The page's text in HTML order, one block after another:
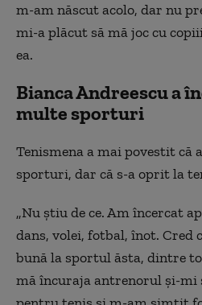
m-am născut acolo, dar nu
mi-a plăcut să mă joc cu
ea.
Bianca Andreescu a
multe sporturi
Tenismena a mai povestit că
sporturi, dar că s-a oprit la
„Nu știu de ce. Am încercat
dans, volei, fotbal, înot. Cred
bună la sportul ăsta, dintre
mă încuraja antrenorul și-mi